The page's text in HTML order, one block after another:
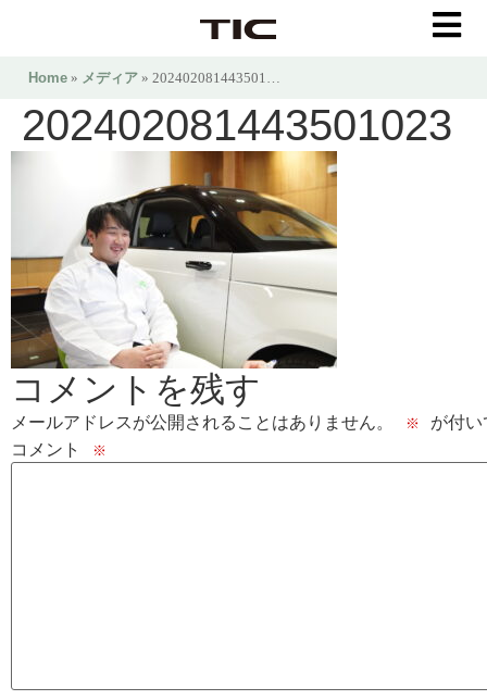
Home » メディア » 202402081443501…
202402081443501023
コメントを残す
メールアドレスが公開されることはありません。 ※
が付
コメント
※